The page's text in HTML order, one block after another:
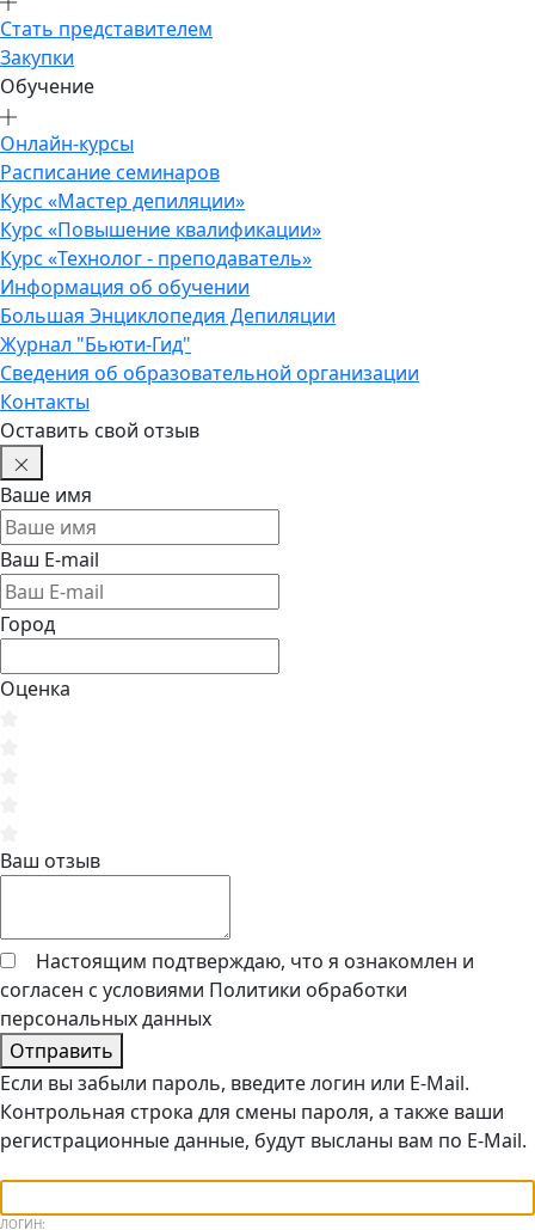
Стать представителем
Закупки
Обучение
Онлайн-курсы
Расписание семинаров
Курс «Мастер депиляции»
Курс «Повышение квалификации»
Курс «Технолог - преподаватель»
Информация об обучении
Большая Энциклопедия Депиляции
Журнал "Бьюти-Гид"
Сведения об образовательной организации
Контакты
Оставить свой отзыв
Ваше имя
Ваш E-mail
Город
Оценка
Ваш отзыв
Настоящим подтверждаю, что я ознакомлен и
согласен с условиями Политики обработки
персональных данных
Отправить
Если вы забыли пароль, введите логин или E-Mail.
Контрольная строка для смены пароля, а также ваши
регистрационные данные, будут высланы вам по E-Mail.
ЛОГИН: